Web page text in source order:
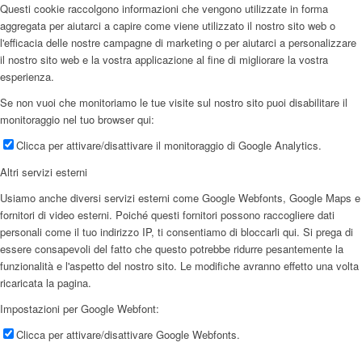
Questi cookie raccolgono informazioni che vengono utilizzate in forma
aggregata per aiutarci a capire come viene utilizzato il nostro sito web o
l'efficacia delle nostre campagne di marketing o per aiutarci a personalizzare
il nostro sito web e la vostra applicazione al fine di migliorare la vostra
esperienza.
Se non vuoi che monitoriamo le tue visite sul nostro sito puoi disabilitare il
monitoraggio nel tuo browser qui:
Clicca per attivare/disattivare il monitoraggio di Google Analytics.
Altri servizi esterni
Usiamo anche diversi servizi esterni come Google Webfonts, Google Maps e
fornitori di video esterni. Poiché questi fornitori possono raccogliere dati
personali come il tuo indirizzo IP, ti consentiamo di bloccarli qui. Si prega di
essere consapevoli del fatto che questo potrebbe ridurre pesantemente la
funzionalità e l'aspetto del nostro sito. Le modifiche avranno effetto una volta
ricaricata la pagina.
Impostazioni per Google Webfont:
Clicca per attivare/disattivare Google Webfonts.